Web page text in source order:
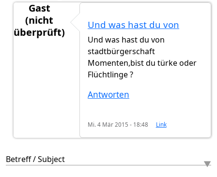
Gast
(nicht
überprüft)
So, bei mir ist esvonGast (nicht
Und was hast du von
Und was hast du von
stadtbürgerschaft
Momenten,bist du türke oder
Flüchtlinge ?
Antworten
Mi. 4 Mär 2015 - 18:48 Link
Betreff / Subject